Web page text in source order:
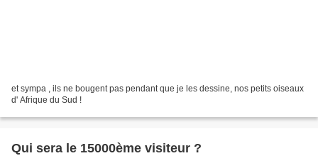
et sympa , ils ne bougent pas pendant que je les dessine, nos petits oiseaux
d' Afrique du Sud !
Qui sera le 15000ème visiteur ?